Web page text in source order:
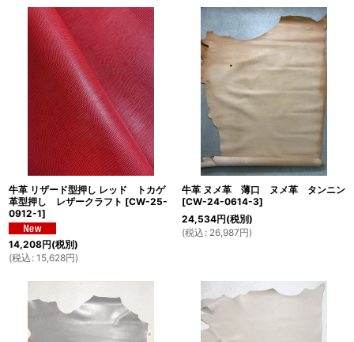
牛革 リザード型押し レッド トカゲ
革型押し レザークラフト [CW-25-
0912-1]
14,208円(税別)
(税込 : 15,628円)
牛革 ヌメ革 薄口 ヌメ革 タンニン
[CW-24-0614-3]
24,534円(税別)
(税込 : 26,987円)